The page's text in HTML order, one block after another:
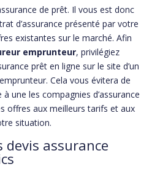
de prêt. Il vous est donc
d’assurance présenté par votre
existantes sur le marché. Afin
emprunteur, privilégiez
prêt en ligne sur le site d’un
Cela vous évitera de
une les compagnies d’assurance
offres aux meilleurs tarifs et aux
situation.
devis assurance